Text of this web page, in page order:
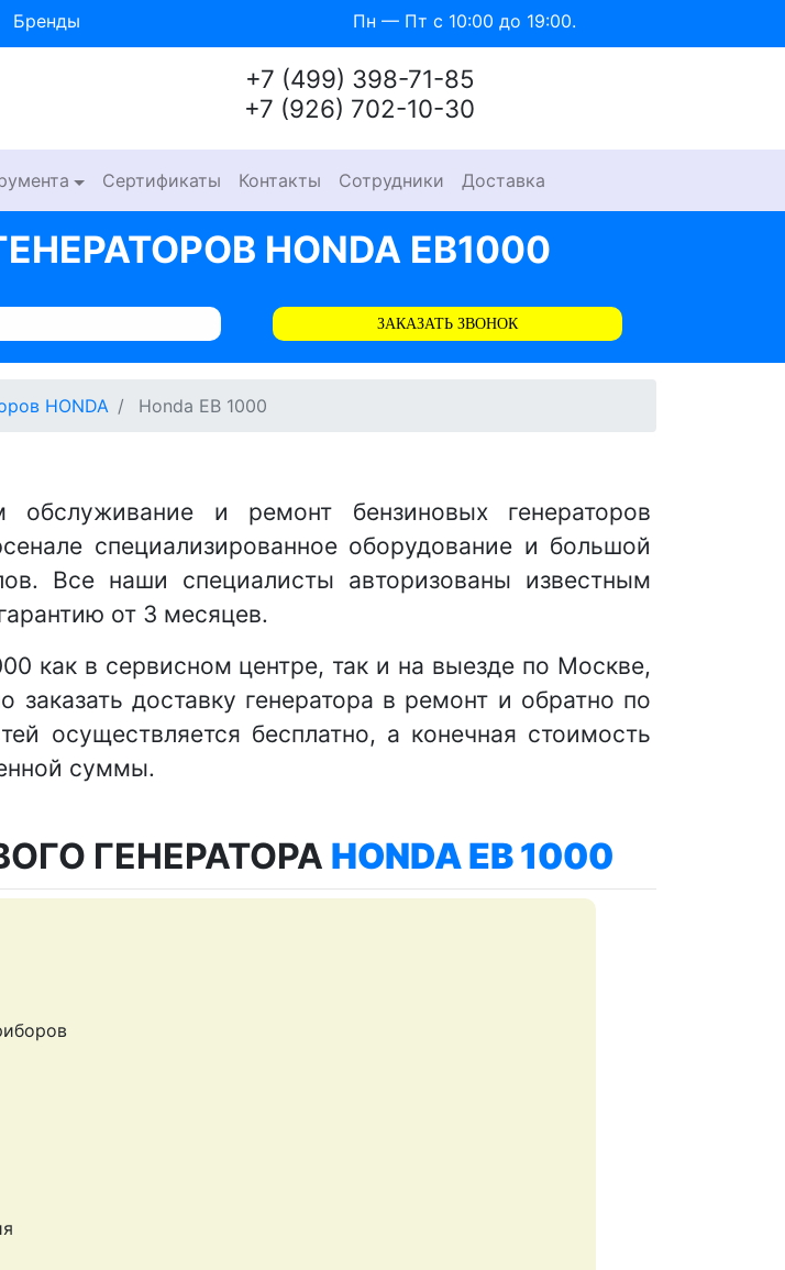
Бренды Пн — Пт с 10:00 до 19:00.
+7 (499) 398-71-85
+7 (926) 702-10-30
Сертификаты Контакты Сотрудники Доставка
HONDA EB1000
ЗАКАЗАТЬ ЗВОНОК
HONDA Honda EB 1000
обслуживание и ремонт бензиновых генераторов
специализированное оборудование и большой
Все наши специалисты авторизованы известным
от 3 месяцев.
как в сервисном центре, так и на выезде по Москве,
доставку генератора в ремонт и обратно по
осуществляется бесплатно, а конечная стоимость
суммы.
ГЕНЕРАТОРА HONDA EB 1000